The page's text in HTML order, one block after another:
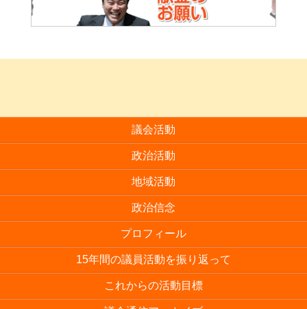
議会活動
政治活動
地域活動
政治信念
プロフィール
15年間の議員活動を振り返って
これからの活動目標